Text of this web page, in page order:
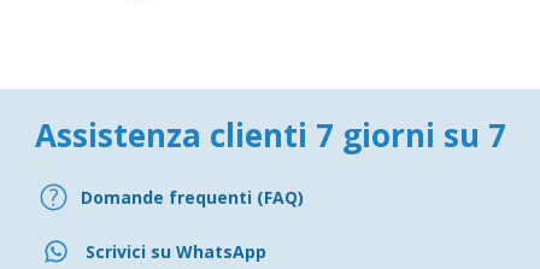
Assistenza clienti 7 giorni su 7
Domande frequenti (FAQ)
Scrivici su WhatsApp